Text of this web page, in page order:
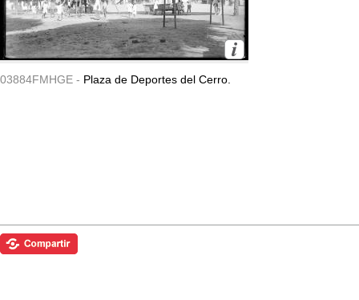
03884FMHGE - Plaza de Deportes del Cerro.